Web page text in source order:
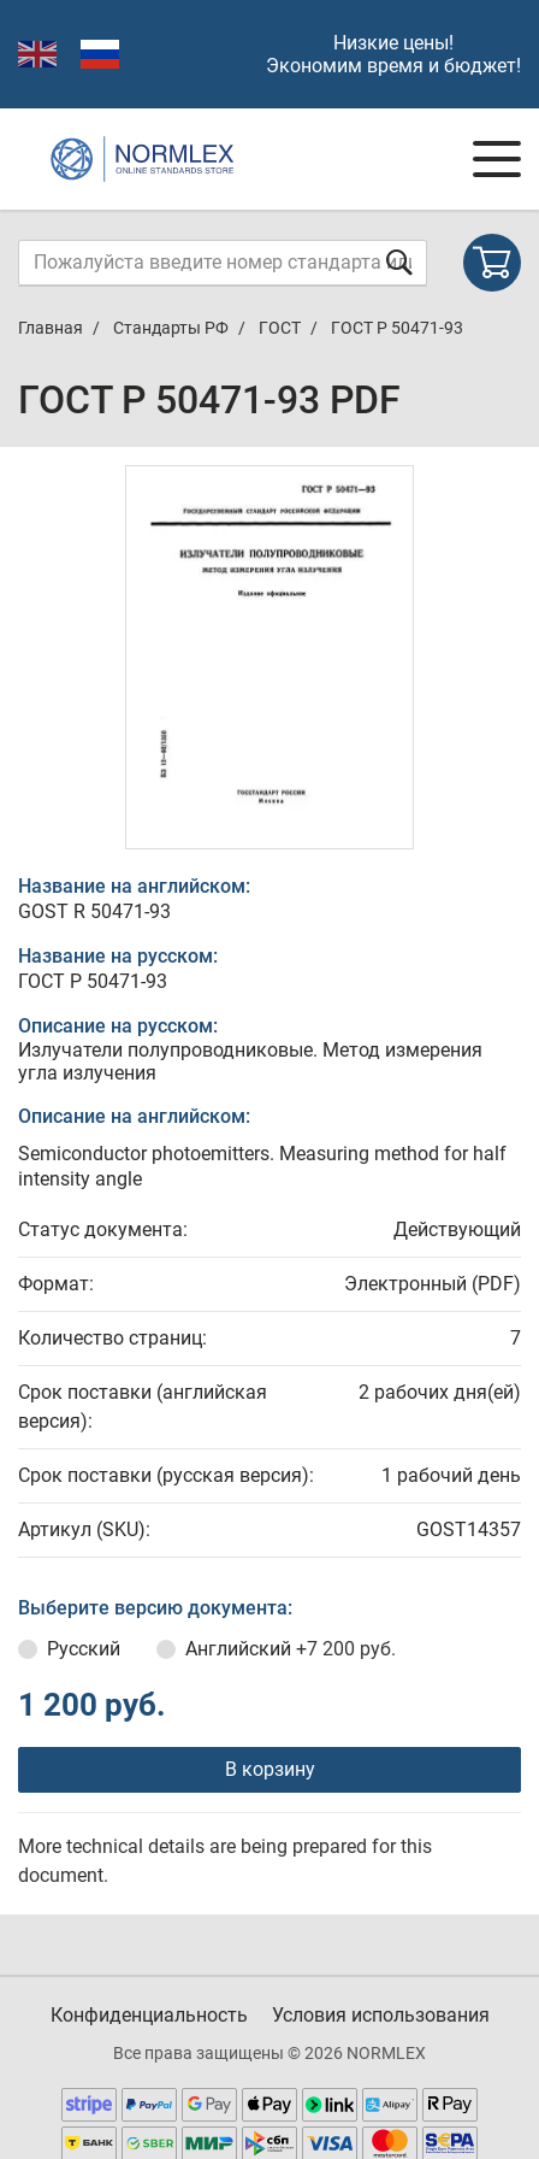
Низкие цены!
Экономим время и бюджет!
Главная Стандарты РФ ГОСТ ГОСТ Р 50471-93
ГОСТ Р 50471-93 PDF
Название на английском:
GOST R 50471-93
Название на русском:
ГОСТ Р 50471-93
Описание на русском:
Излучатели полупроводниковые. Метод измерения
угла излучения
Описание на английском:
Semiconductor photoemitters. Measuring method for half
intensity angle
Статус документа: Действующий
Формат: Электронный (PDF)
Количество страниц: 7
Срок поставки (английская
версия):
2 рабочих дня(ей)
Срок поставки (русская версия): 1 рабочий день
Артикул (SKU): GOST14357
Выберите версию документа:
Русский
Английский +7 200 руб.
1 200 руб.
В корзину
More technical details are being prepared for this
document.
Конфиденциальность Условия использования
Все права защищены © 2026 NORMLEX